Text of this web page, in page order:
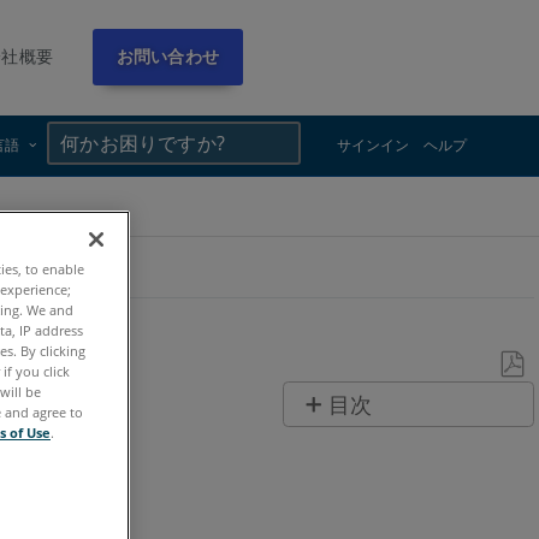
概要 お問い合わせ
語 サインイン ヘルプ
と
目次
to enable
We and
IP address
By clicking
if you click
be
and agree to
of Use.